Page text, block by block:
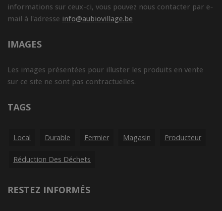
informations sur ceux-ci, vous pouvez nous contacter par e-
mail à l'adresse info@aubiovillage.be
IMAGES
Les images présentées pour illuster les produits en vente
sur ce site ne sont pas contractuelles.
TAGS
Local Durable Fermier Magasin Producteur
Réduction Des Déchets
RESTEZ INFORMÉS